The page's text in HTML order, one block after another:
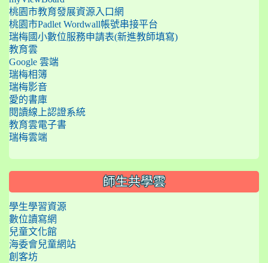
桃園市教育發展資源入口網
桃園市Padlet Wordwall帳號串接平台
瑞梅國小數位服務申請表(新進教師填寫)
教育雲
Google 雲端
瑞梅相簿
瑞梅影音
愛的書庫
閱讀線上認證系統
教育雲電子書
瑞梅雲端
師生共學雲
學生學習資源
數位讀寫網
兒童文化館
海委會兒童網站
創客坊